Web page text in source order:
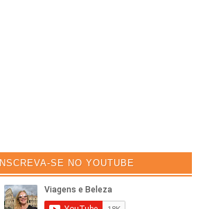
INSCREVA-SE NO YOUTUBE